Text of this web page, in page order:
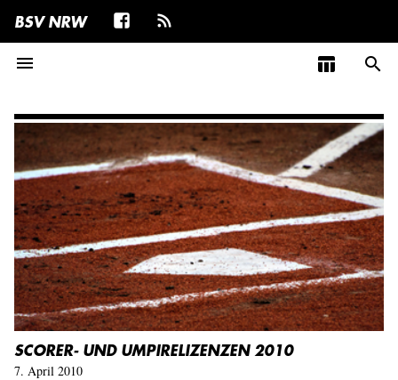
BSV NRW
menu
table_chart search
SCORER- UND UMPIRELIZENZEN 2010
7. April 2010